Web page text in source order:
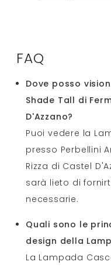
FAQ
Dove posso
Shade Tall di
D'Azzano?
Puoi vedere la
presso Perbellini
Rizza di Castel
sarà lieto di
necessarie.
Quali sono le
design della
La Lampada